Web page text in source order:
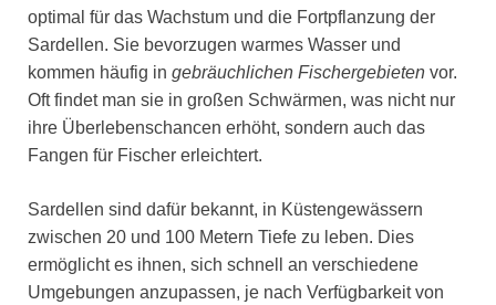
optimal für das Wachstum und die Fortpflanzung der
Sardellen. Sie bevorzugen warmes Wasser und
kommen häufig in gebräuchlichen Fischergebieten vor.
Oft findet man sie in großen Schwärmen, was nicht nur
ihre Überlebenschancen erhöht, sondern auch das
Fangen für Fischer erleichtert.
Sardellen sind dafür bekannt, in Küstengewässern
zwischen 20 und 100 Metern Tiefe zu leben. Dies
ermöglicht es ihnen, sich schnell an verschiedene
Umgebungen anzupassen, je nach Verfügbarkeit von